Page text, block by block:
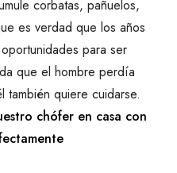
corbatas, pañuelos,
es verdad que los años
para ser
que el hombre perdía
quiere cuidarse.
chófer en casa con